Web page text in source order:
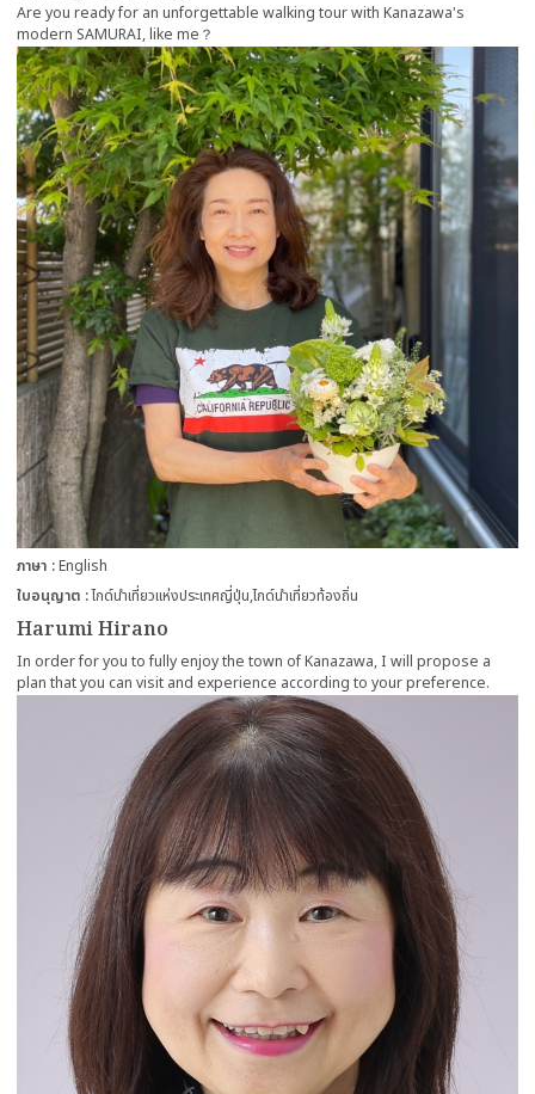
Are you ready for an unforgettable walking tour with Kanazawa's
modern SAMURAI, like me？
Harumi Hirano
ภาษา English
ใบอนุญาต ไกด์นำเที่ยวแห่งประเทศญี่ปุ่นไกด์นำเที่ยวท้องถิ่น
In order for you to fully enjoy the town of Kanazawa, I will propose a
plan that you can visit and experience according to your preference.
more
more